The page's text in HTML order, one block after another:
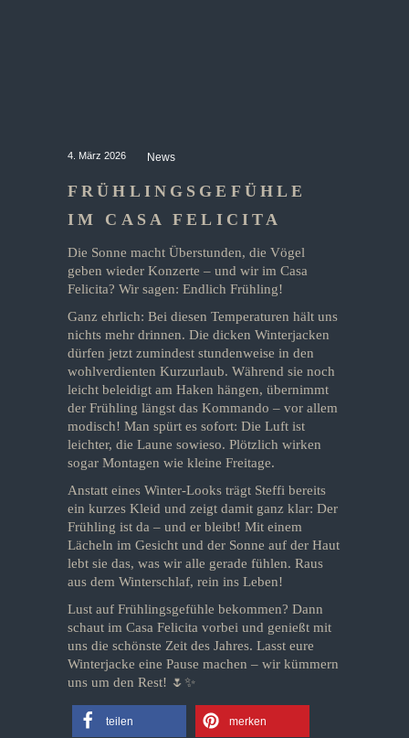
4. März 2026 News
FRÜHLINGSGEFÜHLE
IM CASA FELICITA
Die Sonne macht Überstunden, die Vögel
geben wieder Konzerte – und wir im Casa
Felicita? Wir sagen: Endlich Frühling!
Ganz ehrlich: Bei diesen Temperaturen hält uns
nichts mehr drinnen. Die dicken Winterjacken
dürfen jetzt zumindest stundenweise in den
wohlverdienten Kurzurlaub. Während sie noch
leicht beleidigt am Haken hängen, übernimmt
der Frühling längst das Kommando – vor allem
modisch! Man spürt es sofort: Die Luft ist
leichter, die Laune sowieso. Plötzlich wirken
sogar Montagen wie kleine Freitage.
Anstatt eines Winter-Looks trägt Steffi bereits
ein kurzes Kleid und zeigt damit ganz klar: Der
Frühling ist da – und er bleibt! Mit einem
Lächeln im Gesicht und der Sonne auf der Haut
lebt sie das, was wir alle gerade fühlen. Raus
aus dem Winterschlaf, rein ins Leben!
Lust auf Frühlingsgefühle bekommen? Dann
schaut im Casa Felicita vorbei und genießt mit
uns die schönste Zeit des Jahres. Lasst eure
Winterjacke eine Pause machen – wir kümmern
uns um den Rest! 🌷✨
teilen merken